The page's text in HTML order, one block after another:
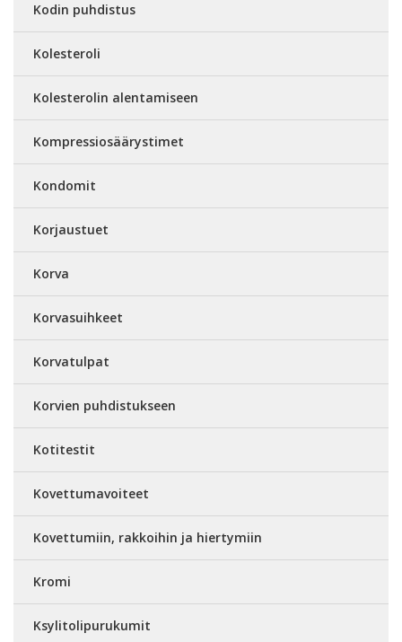
Kodin puhdistus
Kolesteroli
Kolesterolin alentamiseen
Kompressiosäärystimet
Kondomit
Korjaustuet
Korva
Korvasuihkeet
Korvatulpat
Korvien puhdistukseen
Kotitestit
Kovettumavoiteet
Kovettumiin, rakkoihin ja hiertymiin
Kromi
Ksylitolipurukumit